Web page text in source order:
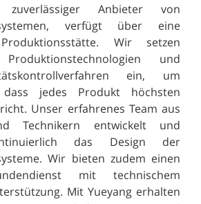
Anbieter von
verfügt über eine
Wir setzen
und
ein, um
dass jedes Produkt höchsten
Unser erfahrenes Team aus
Technikern entwickelt und
das Design der
Wir bieten zudem einen
mit technischem
Mit Yueyang erhalten